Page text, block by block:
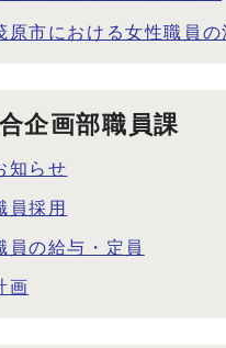
原市における女性職員
企画部職員課
知らせ
員採用
員の給与・定員
画